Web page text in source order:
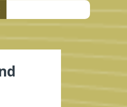
Geographical Indications Steal